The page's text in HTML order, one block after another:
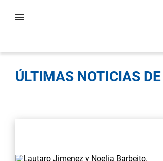
ÚLTIMAS NOTICIAS